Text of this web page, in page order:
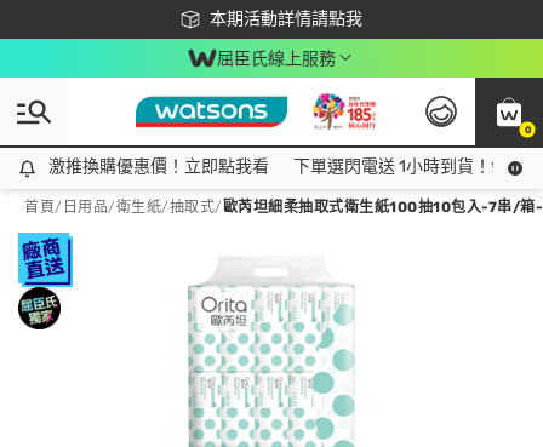
本期活動詳情請點我
下載app最高回饋$350
屈臣氏線上服務
0
激推換購優惠價！立即點我看
激推換購優惠價！立即點我看 下單選閃電送 1小時到貨！領神
首頁/ 日用品/衛生紙/抽取式/ 歐芮坦細柔抽取式衛生紙100抽10包入-7串/箱